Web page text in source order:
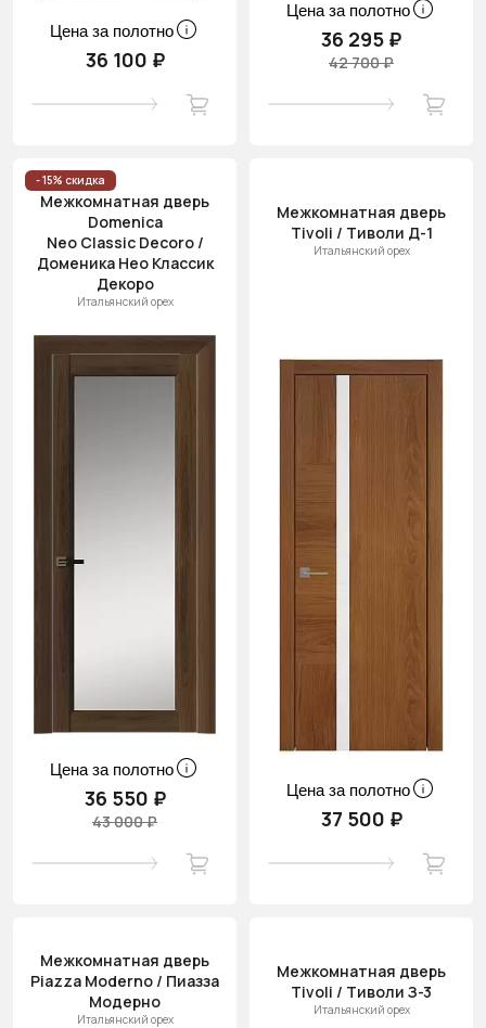
Цена за полотно
36 100 ₽
Цена за полотно
36 295 ₽
42 700 ₽
- 15% скидка
Межкомнатная дверь
Domenica
Neo Classic Decoro /
Доменика Нео Классик
Декоро
Итальянский орех
Цена за полотно
36 550 ₽
43 000 ₽
Межкомнатная дверь
Tivoli / Тиволи Д-1
Итальянский орех
Цена за полотно
37 500 ₽
Межкомнатная дверь
Piazza Moderno / Пиазза
Модерно
Итальянский орех
Межкомнатная дверь
Tivoli / Тиволи З-3
Итальянский орех